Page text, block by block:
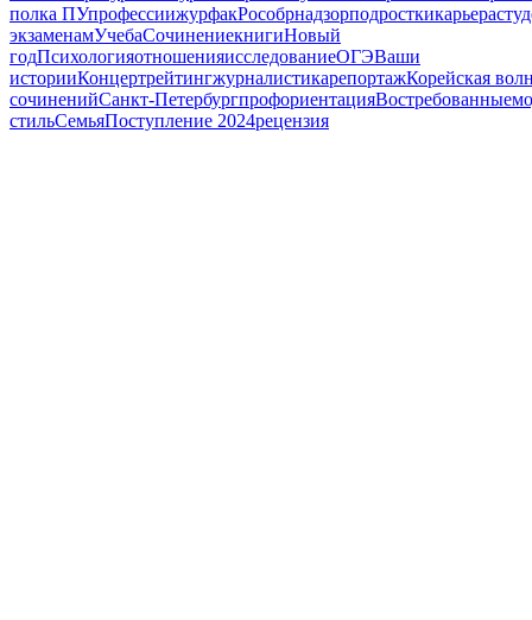
полка ПУпрофессиижурфакРособрнадзорподросткикарьера
экзаменамУчебаСочинениекнигиНовый
годПсихологияотношенияисследованиеОГЭВаши
историиКонцертрейтингжурналистикарепортажКорейская
сочиненийСанкт-ПетербургпрофориентацияВостребованные
стильСемьяПоступление 2024рецензия